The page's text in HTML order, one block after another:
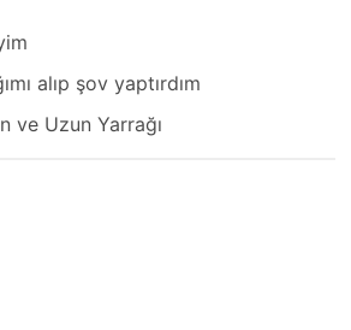
alıp şov yaptırdım
ve Uzun Yarrağı